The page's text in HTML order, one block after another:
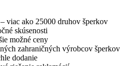
viac ako 25000 druhov šperkov
skúsenosti
možné ceny
zahraničných výrobcov šperkov
dodanie